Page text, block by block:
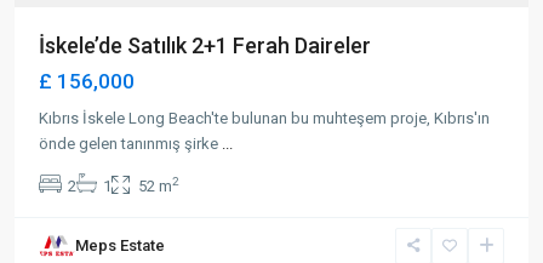
İskele’de Satılık 2+1 Ferah Daireler
£ 156,000
Kıbrıs İskele Long Beach'te bulunan bu muhteşem proje, Kıbrıs'ın
önde gelen tanınmış şirke
2 1 52 m2
Meps Estate
Karakum,